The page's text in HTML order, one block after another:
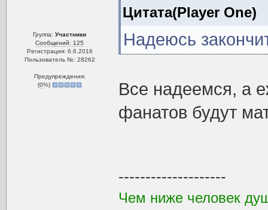
Группа:Участники
Сообщений: 125
Регистрация: 6.6.2016
Пользователь №: 28262
Предупреждения:
(0%)
Цитата(Player One)
Надеюсь
Все надеемся, а
фанатов будут
--------------------
Чем ниже человек